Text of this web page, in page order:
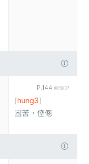
P.144 #05037
[hung3]
困苦，倥傯